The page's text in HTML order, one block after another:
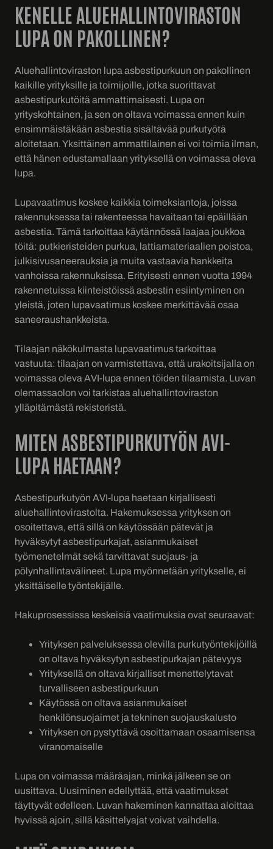
KENELLE ALUEHALLINTOVIRASTON
LUPA ON PAKOLLINEN?
Aluehallintoviraston lupa asbestipurkuun on pakollinen
kaikille yrityksille ja toimijoille, jotka suorittavat
asbestipurkutöitä ammattimaisesti. Lupa on
yrityskohtainen, ja sen on oltava voimassa ennen kuin
ensimmäistäkään asbestia sisältävää purkutyötä
aloitetaan. Yksittäinen ammattilainen ei voi toimia ilman,
että hänen edustamallaan yrityksellä on voimassa oleva
lupa.
Lupavaatimus koskee kaikkia toimeksiantoja, joissa
rakennuksessa tai rakenteessa havaitaan tai epäillään
asbestia. Tämä tarkoittaa käytännössä laajaa joukkoa
töitä: putkieristeiden purkua, lattiamateriaalien poistoa,
julkisivusaneerauksia ja muita vastaavia hankkeita
vanhoissa rakennuksissa. Erityisesti ennen vuotta 1994
rakennetuissa kiinteistöissä asbestin esiintyminen on
yleistä, joten lupavaatimus koskee merkittävää osaa
saneeraushankkeista.
Tilaajan näkökulmasta lupavaatimus tarkoittaa
vastuuta: tilaajan on varmistettava, että urakoitsijalla on
voimassa oleva AVI-lupa ennen töiden tilaamista. Luvan
olemassaolon voi tarkistaa aluehallintoviraston
ylläpitämästä rekisteristä.
MITEN ASBESTIPURKUTYÖN AVI-
LUPA HAETAAN?
Asbestipurkutyön AVI-lupa haetaan kirjallisesti
aluehallintovirastolta. Hakemuksessa yrityksen on
osoitettava, että sillä on käytössään pätevät ja
hyväksytyt asbestipurkajat, asianmukaiset
työmenetelmät sekä tarvittavat suojaus- ja
pölynhallintavälineet. Lupa myönnetään yritykselle, ei
yksittäiselle työntekijälle.
Hakuprosessissa keskeisiä vaatimuksia ovat seuraavat:
Yrityksen palveluksessa olevilla purkutyöntekijöillä
on oltava hyväksytyn asbestipurkajan pätevyys
Yrityksellä on oltava kirjalliset menettelytavat
turvalliseen asbestipurkuun
Käytössä on oltava asianmukaiset
henkilönsuojaimet ja tekninen suojauskalusto
Yrityksen on pystyttävä osoittamaan osaamisensa
viranomaiselle
Lupa on voimassa määräajan, minkä jälkeen se on
uusittava. Uusiminen edellyttää, että vaatimukset
täyttyvät edelleen. Luvan hakeminen kannattaa aloittaa
hyvissä ajoin, sillä käsittelyajat voivat vaihdella.